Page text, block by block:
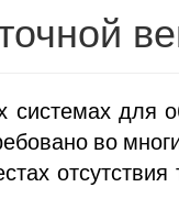
для
во